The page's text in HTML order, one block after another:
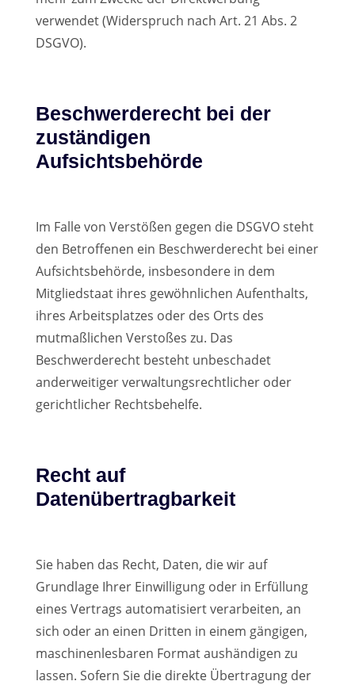
verwendet (Widerspruch nach Art. 21 Abs. 2
DSGVO).
Beschwerderecht bei der
zuständigen
Aufsichtsbehörde
Im Falle von Verstößen gegen die DSGVO steht
den Betroffenen ein Beschwerderecht bei einer
Aufsichtsbehörde, insbesondere in dem
Mitgliedstaat ihres gewöhnlichen Aufenthalts,
ihres Arbeitsplatzes oder des Orts des
mutmaßlichen Verstoßes zu. Das
Beschwerderecht besteht unbeschadet
anderweitiger verwaltungsrechtlicher oder
gerichtlicher Rechtsbehelfe.
Recht auf
Datenübertragbarkeit
Sie haben das Recht, Daten, die wir auf
Grundlage Ihrer Einwilligung oder in Erfüllung
eines Vertrags automatisiert verarbeiten, an
sich oder an einen Dritten in einem gängigen,
maschinenlesbaren Format aushändigen zu
lassen. Sofern Sie die direkte Übertragung der